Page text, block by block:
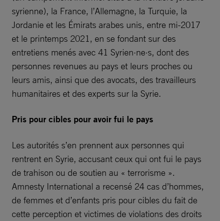
syrienne), la France, l’Allemagne, la Turquie, la
Jordanie et les Émirats arabes unis, entre mi-2017
et le printemps 2021, en se fondant sur des
entretiens menés avec 41 Syrien·ne·s, dont des
personnes revenues au pays et leurs proches ou
leurs amis, ainsi que des avocats, des travailleurs
humanitaires et des experts sur la Syrie.
Pris pour cibles pour avoir fui le pays
Les autorités s’en prennent aux personnes qui
rentrent en Syrie, accusant ceux qui ont fui le pays
de trahison ou de soutien au « terrorisme ».
Amnesty International a recensé 24 cas d’hommes,
de femmes et d’enfants pris pour cibles du fait de
cette perception et victimes de violations des droits